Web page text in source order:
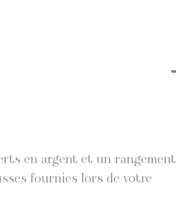
en argent et un rangement
fournies lors de votre